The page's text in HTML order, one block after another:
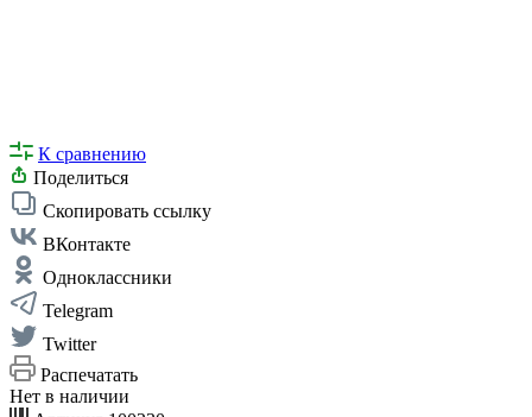
К сравнению
Поделиться
Скопировать ссылку
ВКонтакте
Одноклассники
Telegram
Twitter
Распечатать
Нет в наличии